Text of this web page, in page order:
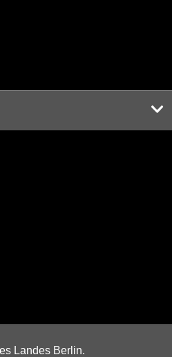
Landes Berlin.